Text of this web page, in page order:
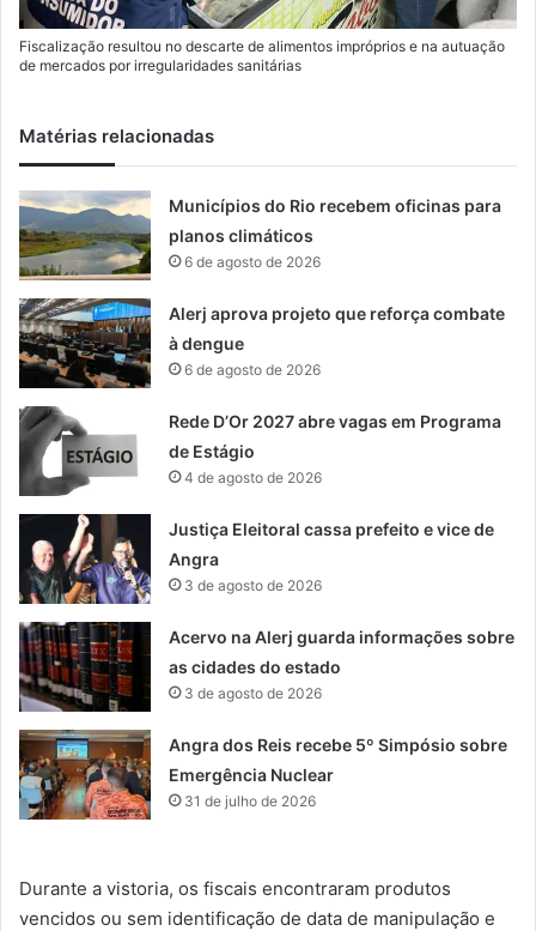
Fiscalização resultou no descarte de alimentos impróprios e na autuação
de mercados por irregularidades sanitárias
Matérias relacionadas
Municípios do Rio recebem oficinas para
planos climáticos
6 de agosto de 2026
Alerj aprova projeto que reforça combate
à dengue
6 de agosto de 2026
Rede D’Or 2027 abre vagas em Programa
de Estágio
4 de agosto de 2026
Justiça Eleitoral cassa prefeito e vice de
Angra
3 de agosto de 2026
Acervo na Alerj guarda informações sobre
as cidades do estado
3 de agosto de 2026
Angra dos Reis recebe 5º Simpósio sobre
Emergência Nuclear
31 de julho de 2026
Durante a vistoria, os fiscais encontraram produtos
vencidos ou sem identificação de data de manipulação e